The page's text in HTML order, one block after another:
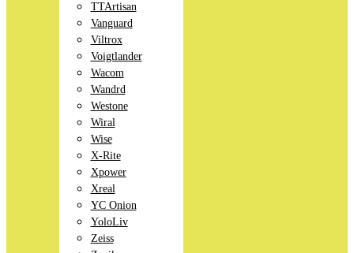
TTArtisan
Vanguard
Viltrox
Voigtlander
Wacom
Wandrd
Westone
Wiral
Wise
X-Rite
Xpower
Xreal
YC Onion
YoloLiv
Zeiss